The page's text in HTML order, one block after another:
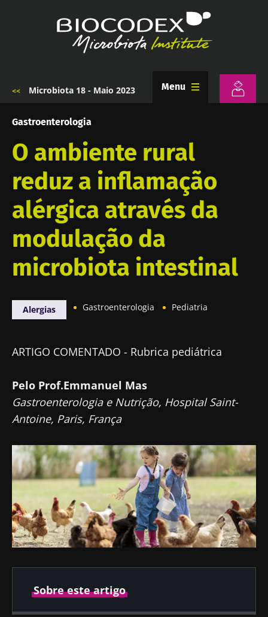
Microbiota 18 - Maio 2023 Menu
Gastroenterologia
O ambiente rural
reduz a inflamação
alérgica através da
modulação da
microbiota intestinal
Alergias Gastroenterologia Pediatria
ARTIGO COMENTADO - Rubrica pediátrica
Pelo Prof.Emmanuel Mas
Gastroenterologia e Nutrição, Hospital Saint-
Antoine, Paris, França
Sobre este artigo